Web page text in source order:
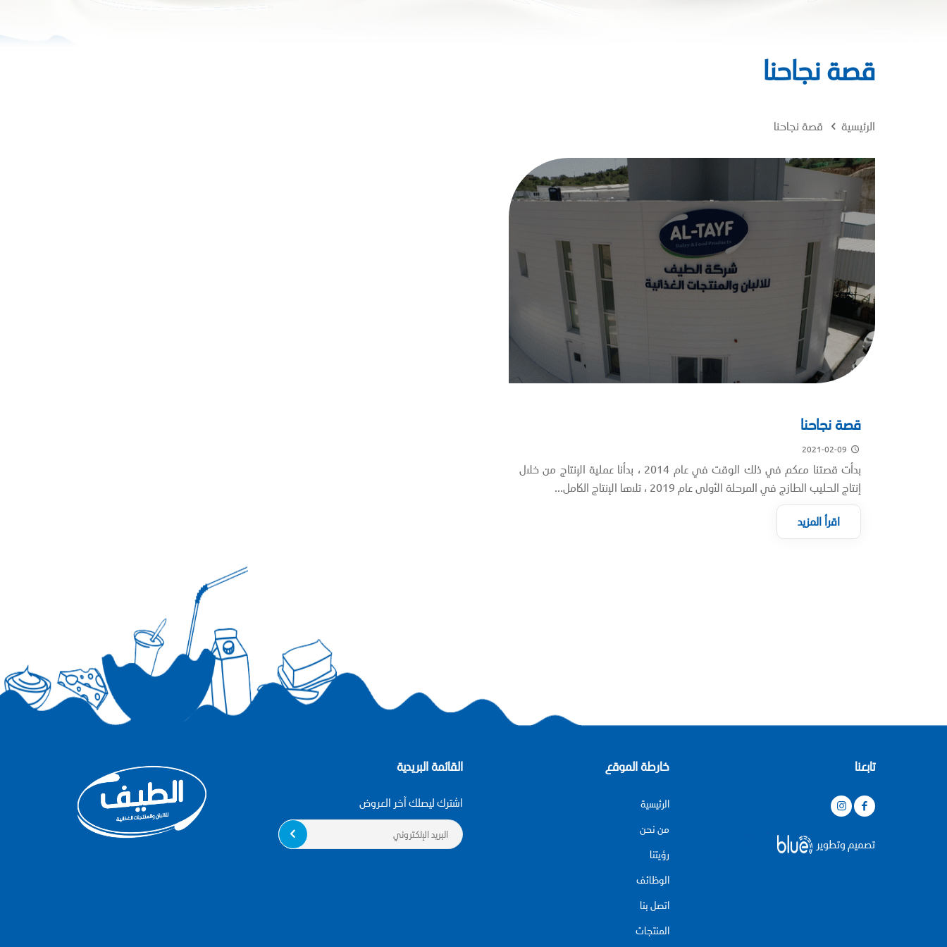
قصة نجاحنا
الرئيسية قصة نجاحنا
قصة نجاحنا
بدأت قصتنا معكم في ذلك الوقت في عام 2014 ، بدأنا عملية الإنتاج من خلال
إنتاج الحليب الطازج في المرحلة الأولى عام 2019 ، تلاها الإنتاج الكامل...
اقرأ المزيد
تابعنا
تصميم وتطوير
خارطةالموقع
الرئيسية
من نحن
رؤيتنا
الوظائف
اتصل بنا
المنتجات
القائمة البريدية
اشترك ليصلك آخر العروض